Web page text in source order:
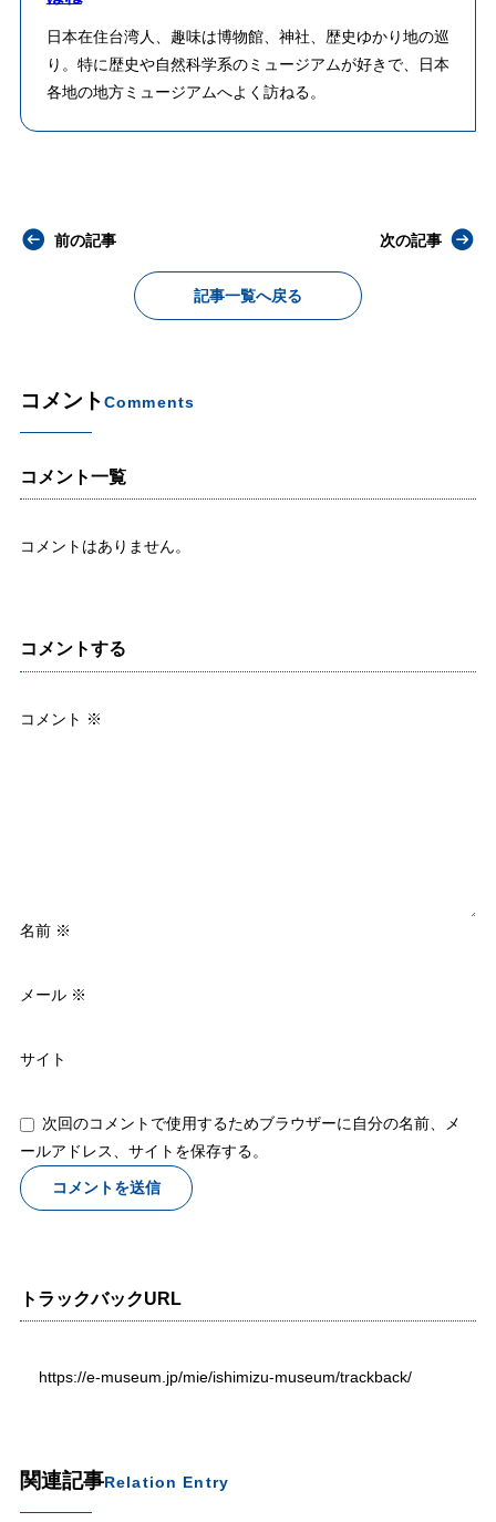
日本在住台湾人、趣味は博物館、神社、歴史ゆかり地の巡
り。特に歴史や自然科学系のミュージアムが好きで、日本
各地の地方ミュージアムへよく訪ねる。
前の記事
記事一覧へ戻る
次の記事
コメントComments
コメント一覧
コメントはありません。
コメントする
コメント ※
名前 ※
メール ※
サイト
次回のコメントで使用するためブラウザーに自分の名前、メ
ールアドレス、サイトを保存する。
トラックバックURL
https://e-museum.jp/mie/ishimizu-museum/trackback/
関連記事Relation Entry